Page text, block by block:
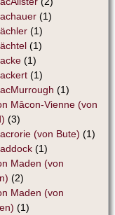
(1)
(1)
(1)
(1)
(1)
(1)
Mâcon-Vienne (von
(3)
(von Bute) (1)
(1)
Maden (von
(2)
Maden (von
(1)